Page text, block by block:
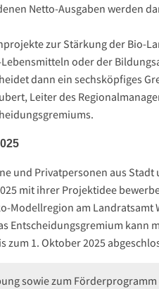
Netto-Ausgaben werden
zur Stärkung der Bio-
oder der
dann ein sechsköpfiges
Leiter des
und Privatpersonen aus
mit ihrer Projektidee
Modellregion am Landratsamt
Entscheidungsgremium kann
zum 1. Oktober 2025
sowie zum